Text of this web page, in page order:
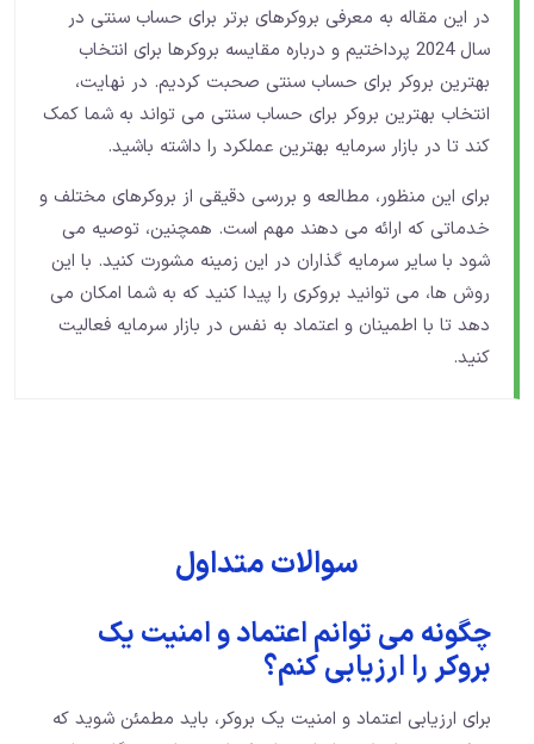
در این مقاله به معرفی بروکرهای برتر برای حساب سنتی در
سال 2024 پرداختیم و درباره مقایسه بروکرها برای انتخاب
بهترین بروکر برای حساب سنتی صحبت کردیم. در نهایت،
انتخاب بهترین بروکر برای حساب سنتی می ‌تواند به شما کمک
کند تا در بازار سرمایه بهترین عملکرد را داشته باشید.
برای این منظور، مطالعه و بررسی دقیقی از بروکرهای مختلف و
خدماتی که ارائه می ‌دهند مهم است. همچنین، توصیه می
‌شود با سایر سرمایه ‌گذاران در این زمینه مشورت کنید. با این
روش ‌ها، می ‌توانید بروکری را پیدا کنید که به شما امکان می‌
دهد تا با اطمینان و اعتماد به نفس در بازار سرمایه فعالیت
کنید.
سوالات متداول
چگونه می ‌توانم اعتماد و امنیت یک
بروکر را ارزیابی کنم؟
برای ارزیابی اعتماد و امنیت یک بروکر، باید مطمئن شوید که